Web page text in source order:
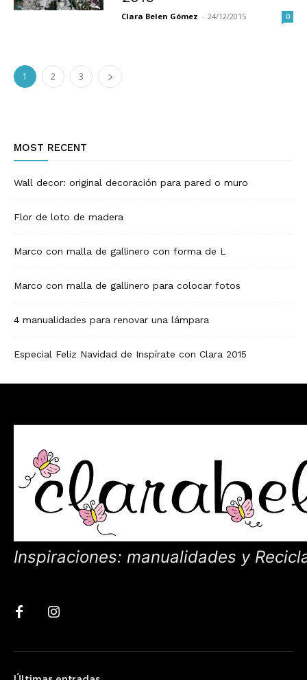
Clara Belen Gómez - 24/12/2015 0
1 2 3
MOST RECENT
Wall decor: original decoración para pared o muro
Flor de loto de madera
Marco con malla de gallinero con forma de L
Marco con malla de gallinero para colocar fotos
4 manualidades para renovar una lámpara
Especial Feliz Navidad de Inspírate con Clara 2015
Inspiraciones: manualidades y